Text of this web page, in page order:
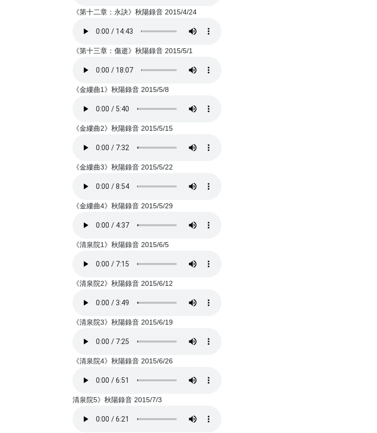
《第十二章：永訣》秋陽錄音 2015/4/24
《第十三章：傷逝》秋陽錄音 2015/5/1
《金縷曲1》秋陽錄音 2015/5/8
《金縷曲2》秋陽錄音 2015/5/15
《金縷曲3》秋陽錄音 2015/5/22
《金縷曲4》秋陽錄音 2015/5/29
《清泉院1》秋陽錄音 2015/6/5
《清泉院2》秋陽錄音 2015/6/12
《清泉院3》秋陽錄音 2015/6/19
《清泉院4》秋陽錄音 2015/6/26
清泉院5》秋陽錄音 2015/7/3